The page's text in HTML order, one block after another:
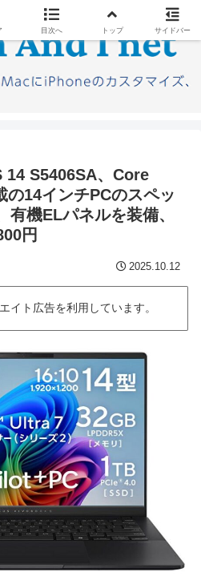
S5406SA、Core
14インチPCのスペッ
有機ELパネルを装備、
円
2025.10.12
イト広告を利用しています。
目次へ トップ サイドバー